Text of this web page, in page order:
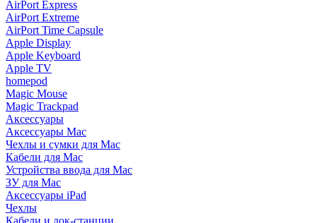
AirPort Express
AirPort Extreme
AirPort Time Capsule
Apple Display
Apple Keyboard
Apple TV
homepod
Magic Mouse
Magic Trackpad
Аксессуары
Аксессуары Mac
Чехлы и сумки для Mac
Кабели для Mac
Устройства ввода для Mac
ЗУ для Mac
Аксессуары iPad
Чехлы
Кабели и док-станции